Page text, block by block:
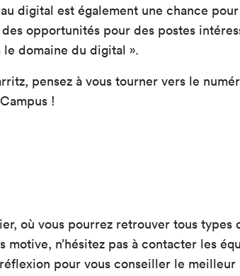
digital est également une chance
des opportunités pour des postes
domaine du digital ».
pensez à vous tourner vers le
!
où vous pourrez retrouver tous
n’hésitez pas à contacter les
pour vous conseiller le